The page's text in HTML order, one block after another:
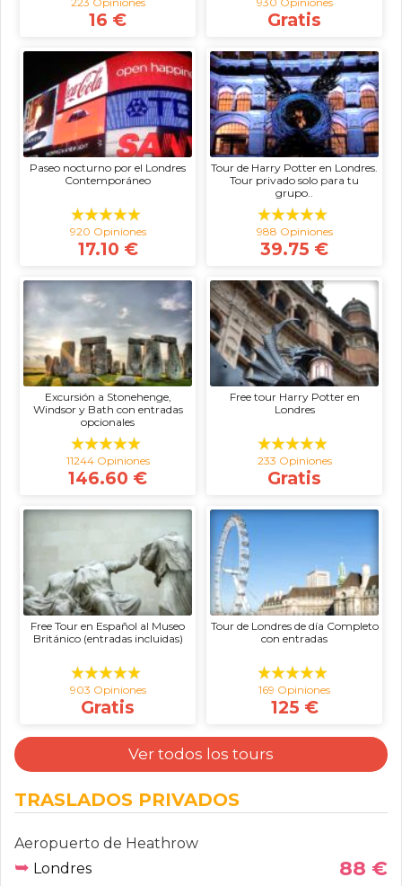
16 € Gratis
Paseo nocturno por el Londres
Contemporáneo
920 Opiniones
17.10 €
Tour de Harry Potter en Londres.
Tour privado solo para tu
grupo..
988 Opiniones
39.75 €
Excursión a Stonehenge,
Windsor y Bath con entradas
opcionales
11244 Opiniones
146.60 €
Free tour Harry Potter en
Londres
233 Opiniones
Gratis
Free Tour en Español al Museo
Británico (entradas incluidas)
903 Opiniones
Gratis
Tour de Londres de día Completo
con entradas
169 Opiniones
125 €
Ver todos los tours
TRASLADOS PRIVADOS
Aeropuerto de Heathrow
➥ Londres 88 €